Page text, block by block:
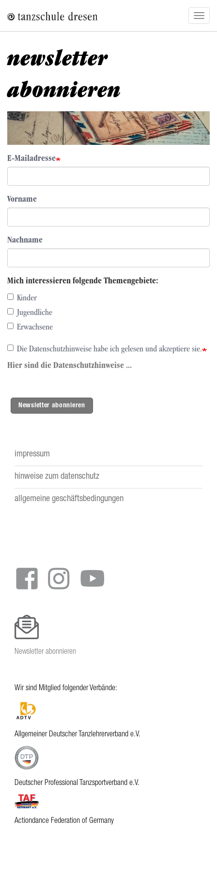
zum
Inhalt
newsletter
abonnieren
E-Mailadresse
Vorname
Nachname
Mich interessieren folgende Themengebiete:
Kinder
Jugendliche
Erwachsene
Die Datenschutzhinweise habe ich gelesen und akzeptiere sie.
Hier sind die Datenschutzhinweise ...
Newsletter abonnieren
Footer
menu
impressum
hinweise zum datenschutz
allgemeine geschäftsbedingungen
Newsletter abonnieren
Wir sind Mitglied folgender Verbände:
Allgemeiner Deutscher Tanzlehrerverband e.V.
Deutscher Professional Tanzsportverband e.V.
Actiondance Federation of Germany